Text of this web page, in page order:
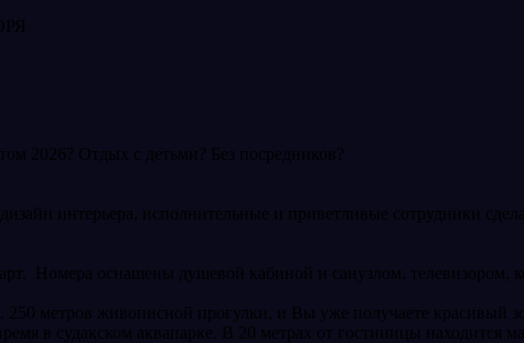
2026? Отдых с детьми? Без посредников?
интерьера, исполнительные и приветливые сотрудники
Номера оснащены душевой кабиной и санузлом, телевизором,
метров живописной прогулки, и Вы уже получаете красивый
в судакском аквапарке. В 20 метрах от гостиницы находится